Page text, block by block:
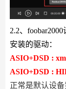
2.2、
安装的驱动：
ASIO+DSD :
ASIO+DSD :
正常是默认设备